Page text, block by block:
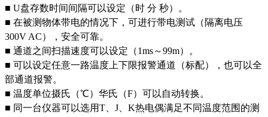
■ U盘存数时间间隔可以设定（时 分 秒）。
■ 在被测物体带电的情况下，可进行带电测试（隔离电压
300V AC），安全可靠。
■ 通道之间扫描速度可以设定（1ms～99m）。
■ 可以设定任意一路温度上下限报警通道（标配），也可以全
部通道报警。
■ 温度单位摄氏（℃）华氏（F）可以自动转换。
■ 同一台仪器可以选用T、J、K热电偶满足不同温度范围的测